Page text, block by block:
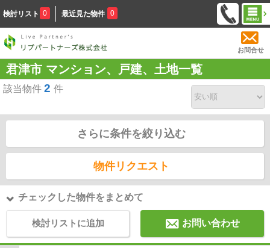
検討リスト 0 最近見た物件 0
お問合せ
君津市 マンション、戸建、土地一覧
該当物件 2 件
さらに条件を絞り込む
物件リクエスト
チェックした物件をまとめて
検討リストに追加 お問い合わせ